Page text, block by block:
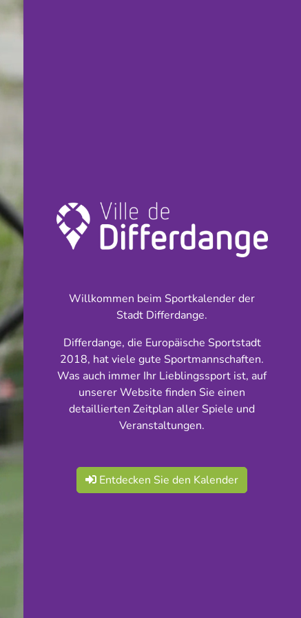
Willkommen beim Sportkalender der
Stadt Differdange.
Differdange, die Europäische Sportstadt
2018, hat viele gute Sportmannschaften.
Was auch immer Ihr Lieblingssport ist, auf
unserer Website finden Sie einen
detaillierten Zeitplan aller Spiele und
Veranstaltungen.
Entdecken Sie den Kalender